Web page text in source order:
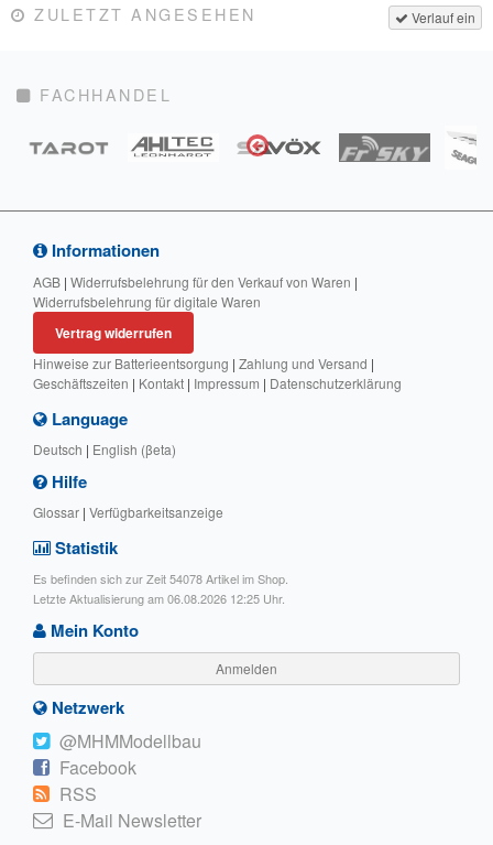
Verlauf ein
ZULETZT ANGESEHEN
FACHHANDEL
Informationen
AGB | Widerrufsbelehrung für den Verkauf von Waren |
Widerrufsbelehrung für digitale Waren
Vertrag widerrufen
Hinweise zur Batterieentsorgung | Zahlung und Versand |
Geschäftszeiten | Kontakt | Impressum | Datenschutzerklärung
Language
Deutsch | English (βeta)
Hilfe
Glossar | Verfügbarkeitsanzeige
Statistik
Es befinden sich zur Zeit 54078 Artikel im Shop.
Letzte Aktualisierung am 06.08.2026 12:25 Uhr.
Mein Konto
Anmelden
Netzwerk
@MHMModellbau
Facebook
RSS
E-Mail Newsletter